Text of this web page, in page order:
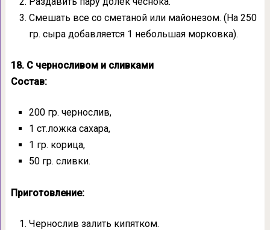
Смешать все со сметаной или майонезом. (На 250
гр. сыра добавляется 1 небольшая морковка).
18. С черносливом и сливками
Состав:
200 гр. чернослив,
1 ст.ложка сахара,
1 гр. корица,
50 гр. сливки.
Приготовление:
Чернослив залить кипятком.